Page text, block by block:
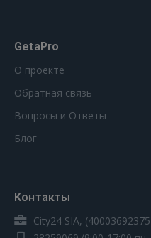
GetaPro
О проекте
Обратная связь
Вопросы и Ответы
Блог
Контакты
City24 SIA,